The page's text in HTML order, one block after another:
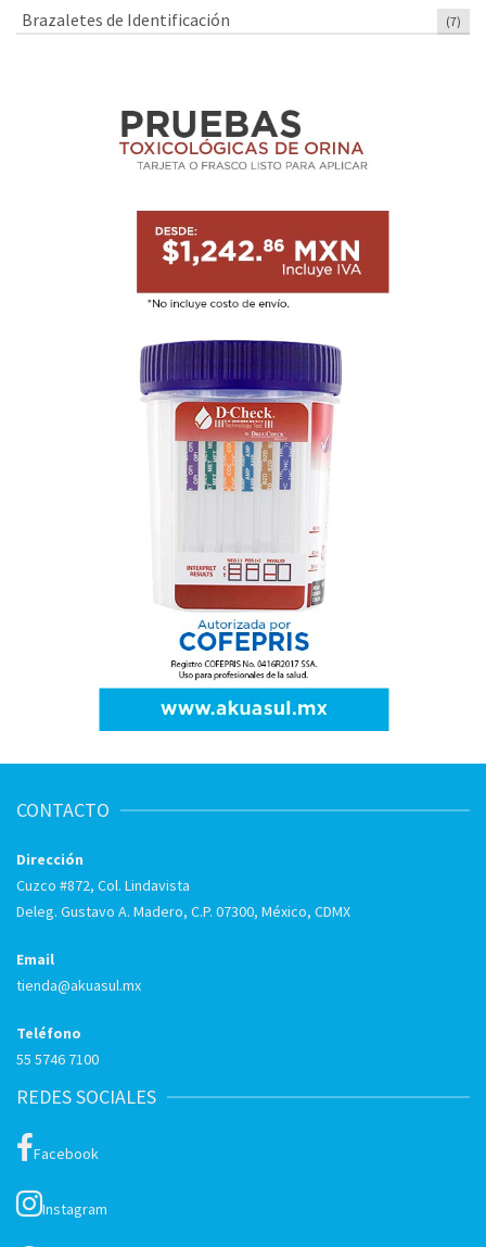
Brazaletes de Identificación (7)
CONTACTO
Dirección
Cuzco #872, Col. Lindavista
Deleg. Gustavo A. Madero, C.P. 07300, México, CDMX
Email
tienda@akuasul.mx
Teléfono
55 5746 7100
REDES SOCIALES
Facebook
Instagram